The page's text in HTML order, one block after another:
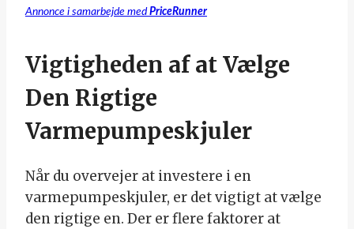
Annonce i samarbejde medPriceRunner
Vigtigheden af at Vælge
Den Rigtige
Varmepumpeskjuler
Når du overvejer at investere i en
varmepumpeskjuler, er det vigtigt at vælge
den rigtige en. Der er flere faktorer at